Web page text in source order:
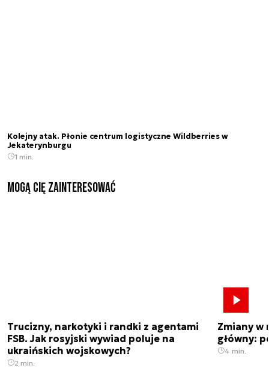
Kolejny atak. Płonie centrum logistyczne Wildberries w
Jekaterynburgu
1 min.
Mogą Cię zainteresować
Trucizny, narkotyki i randki z agentami
FSB. Jak rosyjski wywiad poluje na
ukraińskich wojskowych?
2 min.
Zmiany w
główny:
4 min.